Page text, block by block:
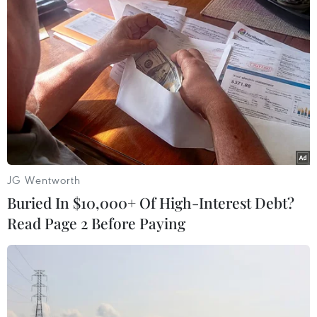
#Tin tức mới nhất
#Tin tức 24h
#Tin tức mới nhất trong ngày
#Tin tức thời sự
#Tin tức hot
#tin tức an ninh
#An ninh
#An ninh Nghệ An
#Thời sự
#Thời sự hôm nay
#Bản tin thời sự
#Tội phạm
#Truy nã
#Tội phạm hình sự
#Hình sự #Công an
#Vụ án
#Phạm pháp
#Pháp luật #Pháp đình
#Xã hội
#An ninh xã hội
#Chính trị
#VietnamPlus
JG Wentworth
Buried In $10,000+ Of High-Interest Debt?
Read Page 2 Before Paying